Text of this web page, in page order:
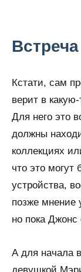
Кстати, сам
верит в
Для него это
должны
коллекциях
что это могут
устройства,
позже мнение
но пока Джонс
А для начала